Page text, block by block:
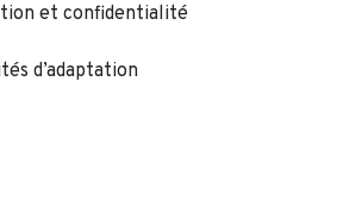
et confidentialité
d’adaptation